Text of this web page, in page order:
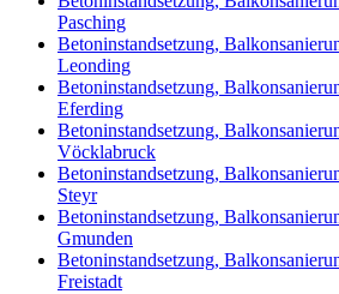
Pasching
Betoninstandsetzung,
Leonding
Betoninstandsetzung,
Eferding
Betoninstandsetzung,
Vöcklabruck
Betoninstandsetzung,
Steyr
Betoninstandsetzung,
Gmunden
Betoninstandsetzung,
Freistadt